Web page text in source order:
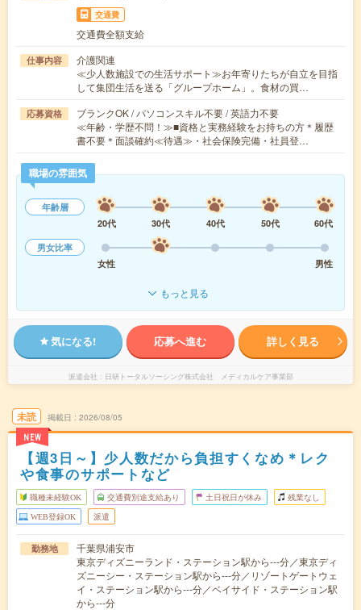
交通費
交通費全額支給
仕事内容
介護関連
≪少人数施設での生活サポート≫お年寄りたちが自立を目指
して集団生活を送る「グループホーム」。食材の買…
応募資格
ブランクOK / パソコンスキル不要 / 英語力不要
≪年齢・学歴不問！≫■資格と実務経験をお持ちの方＊履歴
書不要＊面談確約≪待遇≫・社会保険完備・社員登…
職場の雰囲気
年齢層
20代
30代 40代 50代
60代
男女比率
女性
男性
もっと見る
気になる! 応募へ進む 詳しく見る
派遣会社 日研トータルソーシング株式会社 メディカルケア事業部
未読
NEW
掲載日 2026/08/05
【週3日～】少人数だから負担すくなめ＊レク
や食事のサポートなど
職種未経験OK 交通費別途支給あり 土日祝日が休み 残業なし
WEB登録OK 派遣
勤務地
千葉県浦安市
東京ディズニーランド・ステーション駅から---分／東京ディ
ズニーシー・ステーション駅から---分／リゾートゲートウェ
イ・ステーション駅から---分／ベイサイド・ステーション駅
から---分